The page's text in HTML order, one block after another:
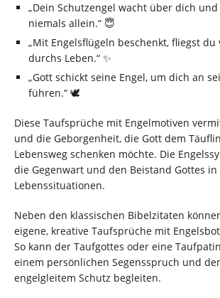
„Dein Schutzengel wacht über dich
niemals allein.“ 😇
„Mit Engelsflügeln beschenkt, fliegst
durchs Leben.“ ✨
„Gott schickt seine Engel, um dich an
führen.“ 🕊️
Diese Taufsprüche mit Engelmotiven
und die Geborgenheit, die Gott dem
Lebensweg schenken möchte. Die
die Gegenwart und den Beistand Gottes in
Lebenssituationen.
Neben den klassischen Bibelzitaten
eigene, kreative Taufsprüche mit
So kann der Taufgottes oder eine
einem persönlichen Segensspruch und
engelgleitem Schutz begleiten.